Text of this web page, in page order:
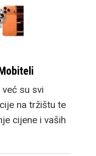
su svi
na tržištu te
cijene i vaših